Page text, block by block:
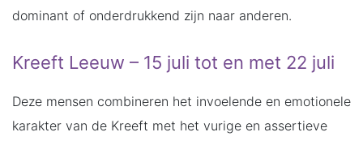
dominant of onderdrukkend zijn naar anderen.
Kreeft Leeuw – 15 juli tot en met 22 juli
Deze mensen combineren het invoelende en emotionele
karakter van de Kreeft met het vurige en assertieve